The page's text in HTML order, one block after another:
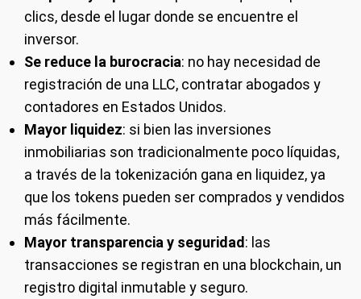
clics, desde el lugar donde se encuentre el
inversor.
Se reduce la burocracia: no hay necesidad de
registración de una LLC, contratar abogados y
contadores en Estados Unidos.
Mayor liquidez: si bien las inversiones
inmobiliarias son tradicionalmente poco líquidas,
a través de la tokenización gana en liquidez, ya
que los tokens pueden ser comprados y vendidos
más fácilmente.
Mayor transparencia y seguridad : las
transacciones se registran en una blockchain, un
registro digital inmutable y seguro.